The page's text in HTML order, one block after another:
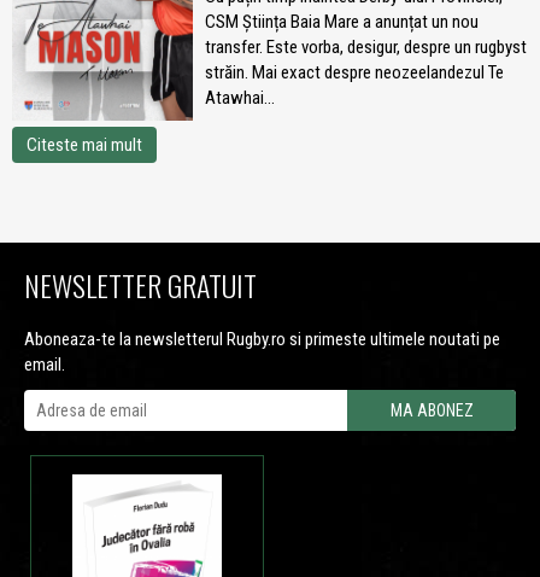
CSM Știința Baia Mare a anunțat un nou
transfer. Este vorba, desigur, despre un rugbyst
străin. Mai exact despre neozeelandezul Te
Atawhai...
Citeste mai mult
NEWSLETTER GRATUIT
Aboneaza-te la newsletterul Rugby.ro si primeste ultimele noutati pe
email.